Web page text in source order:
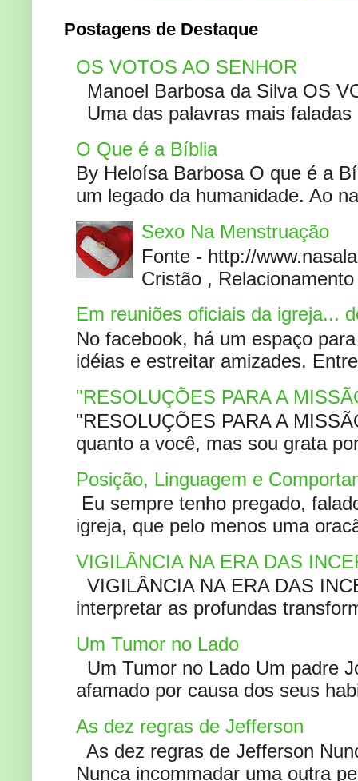
Postagens de Destaque
OS VOTOS AO SENHOR
Manoel Barbosa da Silva OS
Uma das palavras mais
O Que é a Bíblia
By Heloísa Barbosa O que é a
um legado da humanidade. Ao
Sexo Na Menstruação
Fonte - http://
Cristão ,
Em reuniões oficiais da igreja...
No facebook, há um espaço
idéias e estreitar amizades.
"RESOLUÇÕES PARA A
"RESOLUÇÕES PARA A
quanto a você, mas sou grata
Posição, Linguagem e
Eu sempre tenho pregado,
igreja, que pelo menos uma
VIGILÂNCIA NA ERA DAS
VIGILÂNCIA NA ERA DAS
interpretar as profundas
Um Tumor no Lado
Um Tumor no Lado Um padre
afamado por causa dos seus
As dez regras de Jefferson
As dez regras de Jefferson
Nunca incommadar uma outra